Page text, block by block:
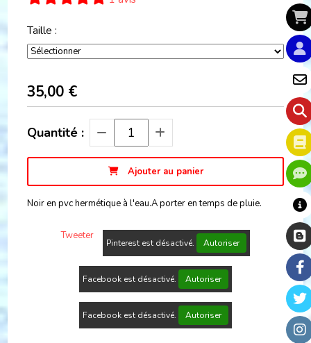
Taille :
35,00 €
Quantité :
Ajouter au panier
Noir en pvc hermétique à l'eau.A porter en temps de pluie.
Tweeter
Pinterest est désactivé. Autoriser
Facebook est désactivé. Autoriser
Facebook est désactivé. Autoriser